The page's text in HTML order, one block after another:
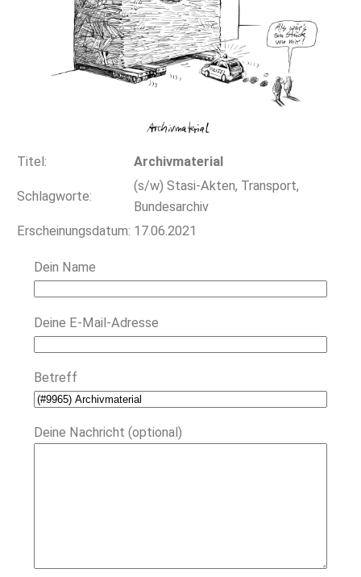
Titel: Archivmaterial
Schlagworte:
(s/w) Stasi-Akten, Transport,
Bundesarchiv
Erscheinungsdatum: 17.06.2021
Dein Name
Deine E-Mail-Adresse
Betreff
Deine Nachricht (optional)